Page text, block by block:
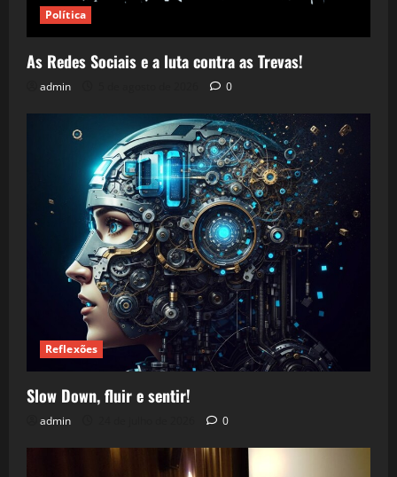
Política
As Redes Sociais e a luta contra as Trevas!
admin 0
Reflexões
Slow Down, fluir e sentir!
admin 0